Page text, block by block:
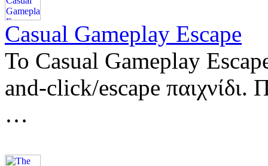
Casual Gameplay Escape
Το Casual Gameplay
and-click/escape παιχνίδι.
…